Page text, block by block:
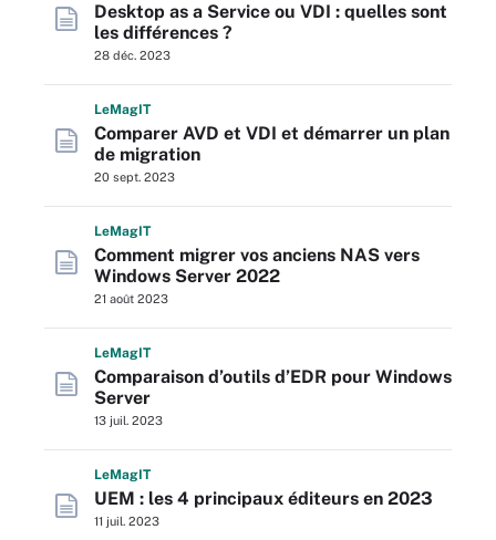
Desktop as a Service ou VDI : quelles sont
les différences ?
28 déc. 2023
LeMagIT
Comparer AVD et VDI et démarrer un plan
de migration
20 sept. 2023
LeMagIT
Comment migrer vos anciens NAS vers
Windows Server 2022
21 août 2023
LeMagIT
Comparaison d’outils d’EDR pour Windows
Server
13 juil. 2023
LeMagIT
UEM : les 4 principaux éditeurs en 2023
11 juil. 2023